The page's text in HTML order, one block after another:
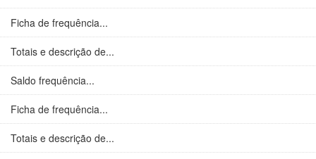
Ficha de frequência...
Totais e descrição de...
Saldo frequência...
Ficha de frequência...
Totais e descrição de...